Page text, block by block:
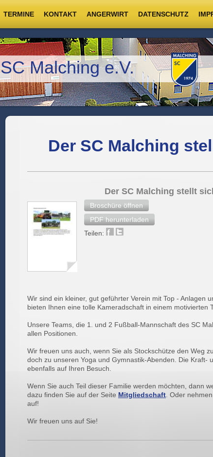
TERMINE KONTAKT ANGERWIRT DATENSCHUTZ
SC Malching e.V.
Der SC Malching
Der SC Malching stellt
Broschüre öffnen
PDF herunterladen
Teilen:
Wir sind ein kleiner, gut geführter Verein mit Top - Anlagen
bieten Ihnen eine tolle Kameradschaft in einem motivierten
Unsere Teams, die 1. und 2 Fußball-Mannschaft des SC
allen Positionen.
Wir freuen uns auch, wenn Sie als Stockschütze den Weg
doch zu unseren Yoga und Gymnastik-Abenden. Die Kraft-
ebenfalls auf Ihren Besuch.
Wenn Sie auch Teil dieser Familie werden möchten, dann
dazu finden Sie auf der Seite Mitgliedschaft . Oder
auf!
Wir freuen uns auf Sie!